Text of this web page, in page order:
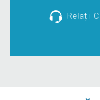
Relații